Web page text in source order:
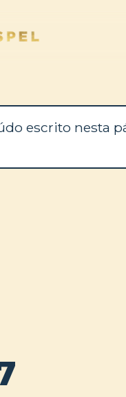
escrito nesta